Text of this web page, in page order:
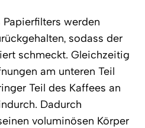
werden
sodass der
schmeckt. Gleichzeitig
am unteren Teil
Teil des Kaffees an
Dadurch
voluminösen Körper